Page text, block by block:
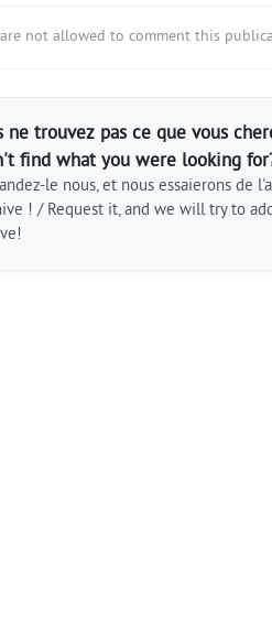
are not allowed to comment this
ne trouvez pas ce que vous
find what you were looking
le nous, et nous essaierons de
! / Request it, and we will try to